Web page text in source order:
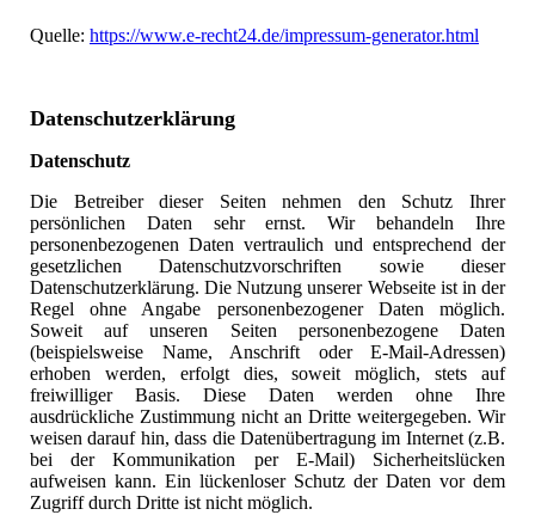
Quelle: https://www.e-recht24.de/impressum-generator.html
Datenschutzerklärung
Datenschutz
Die Betreiber dieser Seiten nehmen den Schutz Ihrer
persönlichen Daten sehr ernst. Wir behandeln Ihre
personenbezogenen Daten vertraulich und entsprechend der
gesetzlichen Datenschutzvorschriften sowie dieser
Datenschutzerklärung. Die Nutzung unserer Webseite ist in der
Regel ohne Angabe personenbezogener Daten möglich.
Soweit auf unseren Seiten personenbezogene Daten
(beispielsweise Name, Anschrift oder E-Mail-Adressen)
erhoben werden, erfolgt dies, soweit möglich, stets auf
freiwilliger Basis. Diese Daten werden ohne Ihre
ausdrückliche Zustimmung nicht an Dritte weitergegeben. Wir
weisen darauf hin, dass die Datenübertragung im Internet (z.B.
bei der Kommunikation per E-Mail) Sicherheitslücken
aufweisen kann. Ein lückenloser Schutz der Daten vor dem
Zugriff durch Dritte ist nicht möglich.